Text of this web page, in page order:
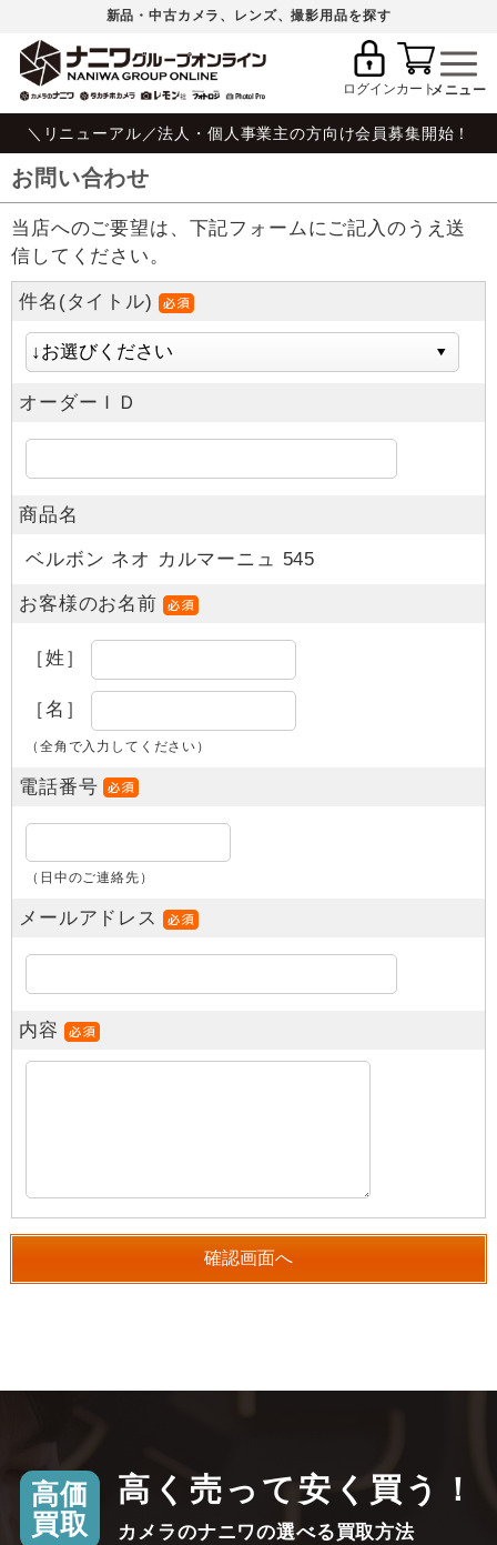
新品・中古カメラ、レンズ、撮影用品を探す
ログインカート
＼リニューアル／法人・個人事業主の方向け会員募集開始！
お問い合わせ
当店へのご要望は、下記フォームにご記入のうえ送
信してください。
件名(タイトル)
オーダーＩＤ
商品名
ベルボン ネオ カルマーニュ 545
お客様のお名前
［姓］
［名］
（全角で入力してください）
電話番号
（日中のご連絡先）
メールアドレス
内容
高価
買取
高く売って安く買う！
カメラのナニワの選べる買取方法